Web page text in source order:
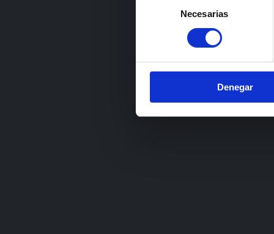
consentimiento
Necesarias
Denegar